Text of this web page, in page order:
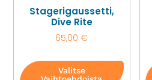
Stagerigaussetti,
Dive Rite
65,00€
Valitse